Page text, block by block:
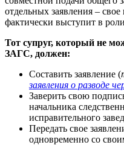
отдельных заявления – свое
фактически выступит в
Тот супруг, который не
ЗАГС, должен:
Составить заявление (
заявления о разводе
Заверить свою
начальника
исправительного
Передать свое
одновременно со